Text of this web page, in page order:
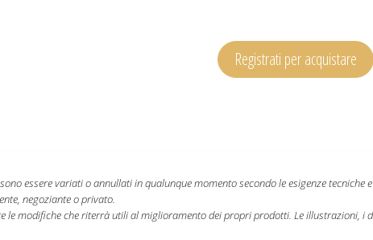
Registrati per acquistare
essere variati o annullati in qualunque momento secondo le esigenze
negoziante o privato.
le modifiche che riterrà utili al miglioramento dei propri prodotti. Le illustrazioni, i